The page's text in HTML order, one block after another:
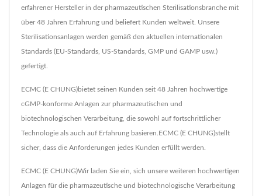
erfahrener Hersteller in der pharmazeutischen Sterilisationsbranche mit
über 48 Jahren Erfahrung und beliefert Kunden weltweit. Unsere
Sterilisationsanlagen werden gemäß den aktuellen internationalen
Standards (EU-Standards, US-Standards, GMP und GAMP usw.)
gefertigt.
ECMC (E CHUNG)bietet seinen Kunden seit 48 Jahren hochwertige
cGMP-konforme Anlagen zur pharmazeutischen und
biotechnologischen Verarbeitung, die sowohl auf fortschrittlicher
Technologie als auch auf Erfahrung basieren.ECMC (E CHUNG)stellt
sicher, dass die Anforderungen jedes Kunden erfüllt werden.
ECMC (E CHUNG)Wir laden Sie ein, sich unsere weiteren hochwertigen
Anlagen für die pharmazeutische und biotechnologische Verarbeitung